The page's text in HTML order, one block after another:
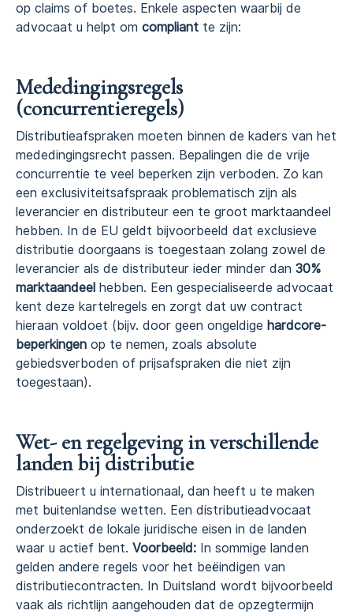
op claims of boetes. Enkele aspecten waarbij de
advocaat u helpt om compliant te zijn:
Mededingingsregels
(concurrentieregels)
Distributieafspraken moeten binnen de kaders van het
mededingingsrecht passen. Bepalingen die de vrije
concurrentie te veel beperken zijn verboden. Zo kan
een exclusiviteitsafspraak problematisch zijn als
leverancier en distributeur een te groot marktaandeel
hebben. In de EU geldt bijvoorbeeld dat exclusieve
distributie doorgaans is toegestaan zolang zowel de
leverancier als de distributeur ieder minder dan 30%
marktaandeel hebben. Een gespecialiseerde advocaat
kent deze kartelregels en zorgt dat uw contract
hieraan voldoet (bijv. door geen ongeldige hardcore-
beperkingen op te nemen, zoals absolute
gebiedsverboden of prijsafspraken die niet zijn
toegestaan).
Wet- en regelgeving in verschillende
landen bij distributie
Distribueert u internationaal, dan heeft u te maken
met buitenlandse wetten. Een distributieadvocaat
onderzoekt de lokale juridische eisen in de landen
waar u actief bent. Voorbeeld: In sommige landen
gelden andere regels voor het beëindigen van
distributiecontracten. In Duitsland wordt bijvoorbeeld
vaak als richtlijn aangehouden dat de opzegtermijn